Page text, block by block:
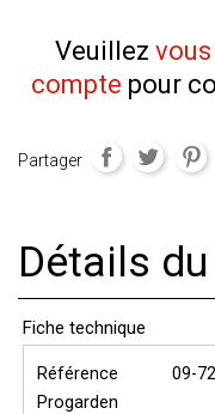
Veuillez
compte pour
Partager
Détails
Fiche technique
Référence
Progarden
09-